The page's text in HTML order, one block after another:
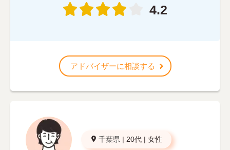
4.2
アドバイザーに相談する
千葉県 | 20代 | 女性